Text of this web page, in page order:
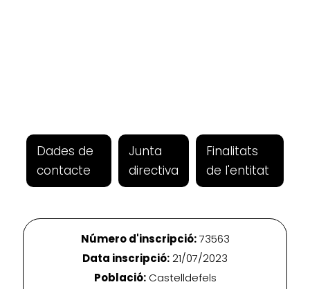
Dades de
contacte
Junta
directiva
Finalitats
de l'entitat
Número d'inscripció:73563
Data inscripció:21/07/2023
Població:Castelldefels